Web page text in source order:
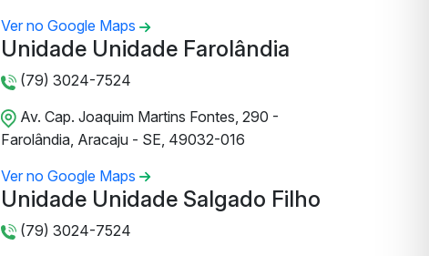
Ver no Google Maps
Unidade Unidade Farolândia
(79) 3024-7524
Av. Cap. Joaquim Martins Fontes, 290 -
Farolândia, Aracaju - SE, 49032-016
Ver no Google Maps
Unidade Unidade Salgado Filho
(79) 3024-7524